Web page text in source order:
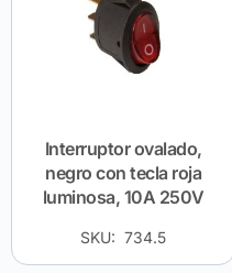
Interruptor ovalado,
negro con tecla roja
luminosa, 10A 250V
SKU: 734.5